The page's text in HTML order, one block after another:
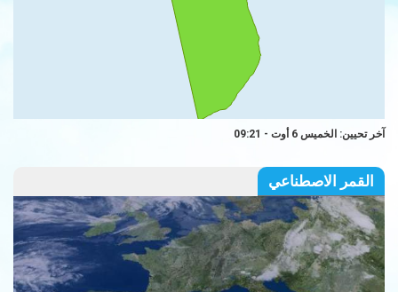
آخر تحيين: الخميس 6 أوت - 09:21
القمر الاصطناعي